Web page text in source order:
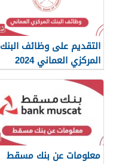
التقديم على وظائف البنك
المركزي العماني 2024
معلومات عن بنك مسقط